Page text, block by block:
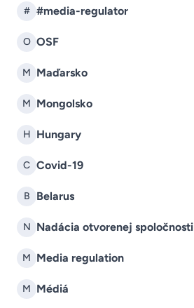
# #media-regulator
O OSF
M Maďarsko
M Mongolsko
H Hungary
C Covid-19
B Belarus
N Nadácia otvorenej spoločnosti
M Media regulation
M Médiá